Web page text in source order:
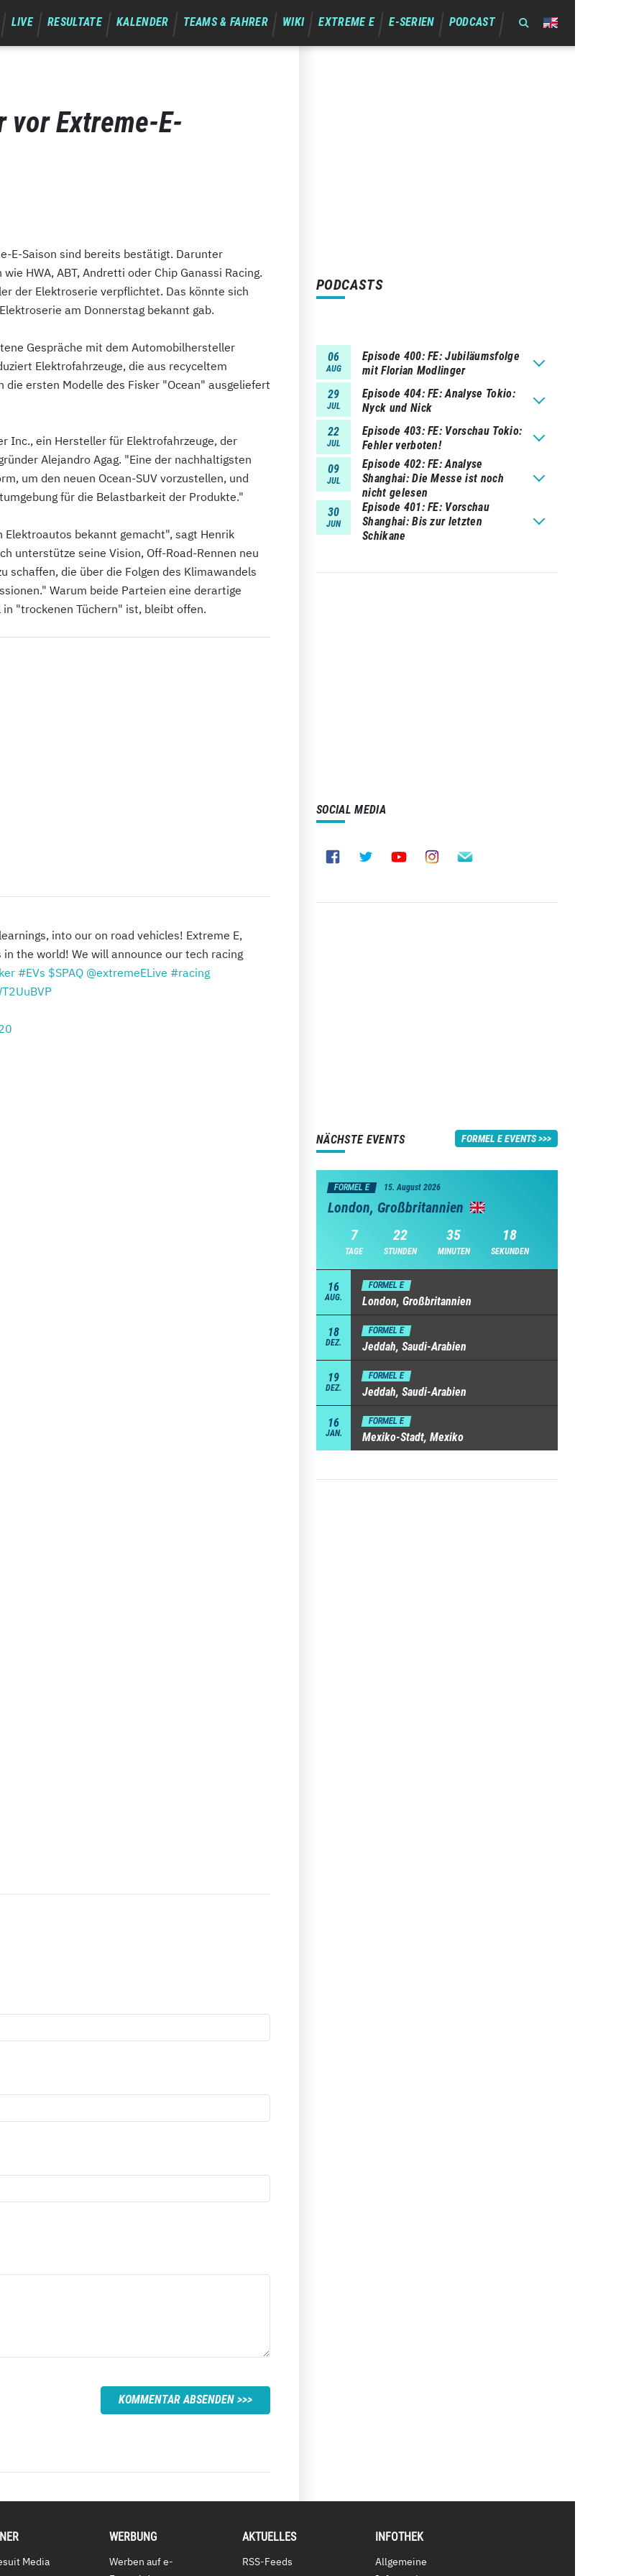
LIVE RESULTATE KALENDER TEAMS & FAHRER WIKI EXTREME E E-SERIEN PODCAST
vor Extreme-E-
E-Saison sind bereits bestätigt. Darunter
HWA, ABT, Andretti oder Chip Ganassi Racing.
der Elektroserie verpflichtet. Das könnte sich
am Donnerstag bekannt gab.
Gespräche mit dem Automobilhersteller
Elektrofahrzeuge, die aus recyceltem
ersten Modelle des Fisker "Ocean" ausgeliefert
Inc., ein Hersteller für Elektrofahrzeuge, der
Alejandro Agag. "Eine der nachhaltigsten
um den neuen Ocean-SUV vorzustellen, und
für die Belastbarkeit der Produkte."
bekannt gemacht", sagt Henrik
unterstütze seine Vision, Off-Road-Rennen neu
schaffen, die über die Folgen des Klimawandels
Warum beide Parteien eine derartige
in "trockenen Tüchern" ist, bleibt offen.
into our on road vehicles! Extreme E,
the world! We will announce our tech racing
#EVs $SPAQ @extremeELive #racing
KOMMENTAR ABSENDEN
PODCASTS
06
AUG
Episode 400 FE: Jubiläumsfolge
mit Florian Modlinger
29
JUL
Episode 404 FE: Analyse Tokio:
Nyck und Nick
22
JUL
Episode 403 FE: Vorschau Tokio:
Fehler verboten!
09
JUL
Episode 402 FE: Analyse
Shanghai: Die Messe ist noch
nicht gelesen
30
JUN
Episode 401 FE: Vorschau
Shanghai: Bis zur letzten
Schikane
SOCIAL MEDIA
NÄCHSTE EVENTS FORMEL E EVENTS
FORMEL E 15. August 2026
London, Großbritannien
7
TAGE
22
STUNDEN
35
MINUTEN
17
SEKUNDEN
16
AUG.
FORMEL E
London, Großbritannien
18
DEZ.
FORMEL E
Jeddah, Saudi-Arabien
19
DEZ.
FORMEL E
Jeddah, Saudi-Arabien
16
JAN.
FORMEL E
Mexiko-Stadt, Mexiko
Media
WERBUNG
Werben auf e-
AKTUELLES
RSS-Feeds
INFOTHEK
Allgemeine